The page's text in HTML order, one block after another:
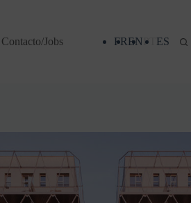
Contacto/Jobs FREN PT ES